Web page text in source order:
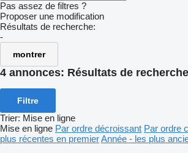
Pas assez de filtres ?
Proposer une modification
Résultats de recherche:
-
montrer
4 annonces: Résultats de recherche
Filtre
Trier: Mise en ligne
Mise en ligne Par ordre décroissant Par ordre
plus récentes en premierAnnée - les plus